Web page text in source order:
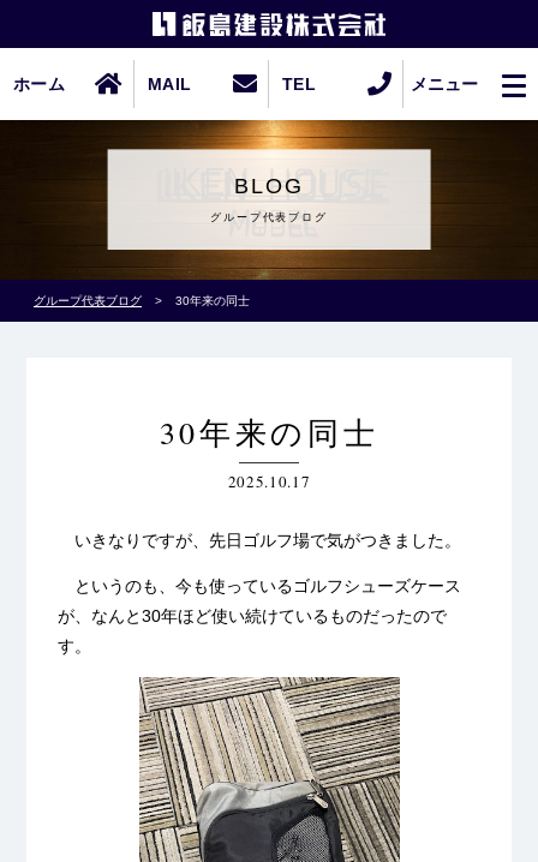
ホーム MAIL TEL メニュー
BLOG
グループ代表ブログ
グループ代表ブログ > 30年来の同士
30年来の同士
2025.10.17
いきなりですが、先日ゴルフ場で気がつきました。
というのも、今も使っているゴルフシューズケース
が、なんと30年ほど使い続けているものだったので
す。